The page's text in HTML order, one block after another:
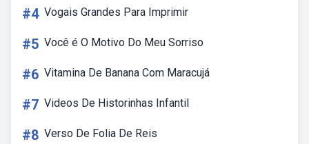
#4 Vogais Grandes Para Imprimir
#5 Você é O Motivo Do Meu Sorriso
#6 Vitamina De Banana Com Maracujá
#7 Videos De Historinhas Infantil
#8 Verso De Folia De Reis